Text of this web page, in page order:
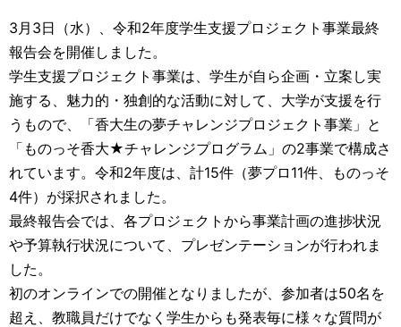
3月3日（水）、令和2年度学生支援プロジェクト事業最終
報告会を開催しました。
学生支援プロジェクト事業は、学生が自ら企画・立案し実
施する、魅力的・独創的な活動に対して、大学が支援を行
うもので、「香大生の夢チャレンジプロジェクト事業」と
「ものっそ香大★チャレンジプログラム」の2事業で構成さ
れています。令和2年度は、計15件（夢プロ11件、ものっそ
4件）が採択されました。
最終報告会では、各プロジェクトから事業計画の進捗状況
や予算執行状況について、プレゼンテーションが行われま
した。
初のオンラインでの開催となりましたが、参加者は50名を
超え、教職員だけでなく学生からも発表毎に様々な質問が